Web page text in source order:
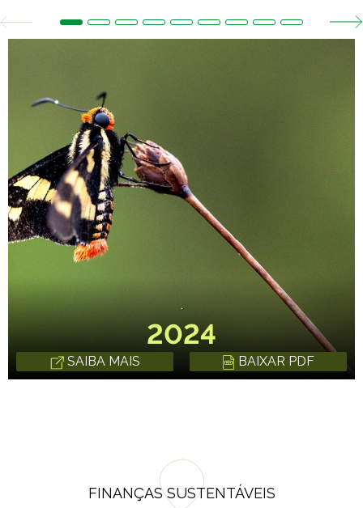
.
2024
SAIBA MAIS BAIXAR PDF
FINANÇAS SUSTENTÁVEIS​